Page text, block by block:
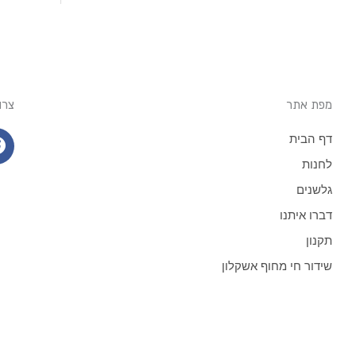
מפת אתר
דף הבית
לחנות
גלשנים
דברו איתנו
תקנון
שידור חי מחוף אשקלון